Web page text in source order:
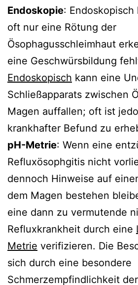
Endoskopie:
oft nur eine Rötung der
Ösophagusschleimhaut
eine Geschwürsbildung
Endoskopisch kann eine
Schließapparats zwischen
Magen auffallen; oft ist
krankhafter Befund zu
pH-Metrie: Wenn eine
Refluxösophgitis nicht
dennoch Hinweise auf
dem Magen bestehen
eine dann zu vermutende
Refluxkrankheit durch eine
Metrie verifizieren. Die
sich durch eine besondere
Schmerzempfindlichkeit